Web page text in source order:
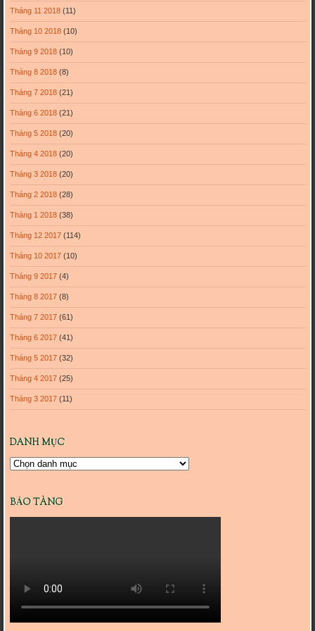
Tháng 11 2018(11)
Tháng 10 2018(10)
Tháng 9 2018(10)
Tháng 8 2018(8)
Tháng 7 2018(21)
Tháng 6 2018(21)
Tháng 5 2018(20)
Tháng 4 2018(20)
Tháng 3 2018(20)
Tháng 2 2018(28)
Tháng 1 2018(38)
Tháng 12 2017(114)
Tháng 10 2017(10)
Tháng 9 2017(4)
Tháng 8 2017(8)
Tháng 7 2017(61)
Tháng 6 2017(41)
Tháng 5 2017(32)
Tháng 4 2017(25)
Tháng 3 2017(11)
DANH MỤC
Danh
BẢO TÀNG